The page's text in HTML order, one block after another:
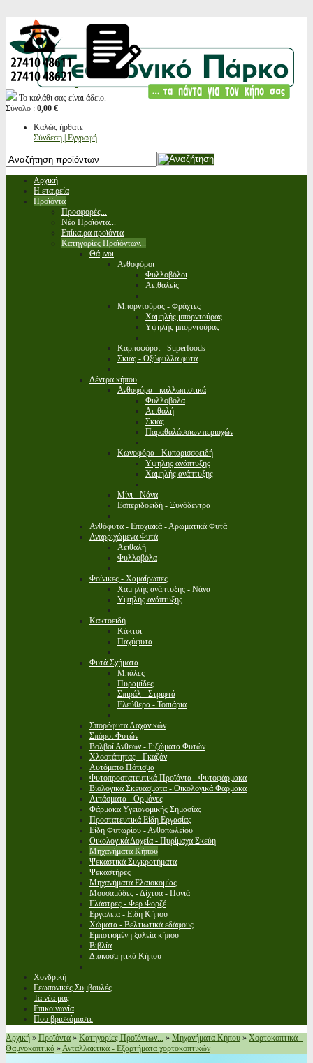
Το καλάθι σας είναι άδειο.
Σύνολο : 0,00 €
Καλώς ήρθατε
Σύνδεση | Εγγραφή
Αρχική
Η εταιρεία
Προϊόντα
Προσφορές...
Νέα Προϊόντα...
Επίκαιρα προϊόντα
Κατηγορίες Προϊόντων...
Θάμνοι
Ανθοφόροι
Φυλλοβόλοι
Αειθαλείς
Μπορντούρας - Φράχτες
Χαμηλής μπορντούρας
Υψηλής μπορντούρας
Καρποφόροι - Superfoods
Σκιάς - Οξύφυλλα φυτά
Δέντρα κήπου
Ανθοφόρα - καλλωπιστικά
Φυλλοβόλα
Αειθαλή
Σκιάς
Παραθαλάσσιων περιοχών
Κωνοφόρα - Κυπαρισσοειδή
Υψηλής ανάπτυξης
Χαμηλής ανάπτυξης
Μίνι - Νάνα
Εσπεριδοειδή - Ξυνόδεντρα
Ανθόφυτα - Εποχιακά - Αρωματικά Φυτά
Αναρριχώμενα Φυτά
Αειθαλή
Φυλλοβόλα
Φοίνικες - Χαμαίρωπες
Χαμηλής ανάπτυξης - Νάνα
Υψηλής ανάπτυξης
Κακτοειδή
Κάκτοι
Παχύφυτα
Φυτά Σχήματα
Μπάλες
Πυραμίδες
Σπιράλ - Στριφτά
Ελεύθερα - Τοπιάρια
Σπορόφυτα Λαχανικών
Σπόροι Φυτών
Βολβοί Ανθεων - Ριζώματα Φυτών
Χλοοτάπητας - Γκαζόν
Αυτόματο Πότισμα
Φυτοπροστατευτικά Προϊόντα - Φυτοφάρμακα
Βιολογικά Σκευάσματα - Οικολογικά Φάρμακα
Λιπάσματα - Ορμόνες
Φάρμακα Υγειονομικής Σημασίας
Προστατευτικά Είδη Εργασίας
Είδη Φυτωρίου - Ανθοπωλείου
Οικολογικά Δοχεία - Πυρίμαχα Σκεύη
Μηχανήματα Κήπου
Ψεκαστικά Συγκροτήματα
Ψεκαστήρες
Μηχανήματα Ελαιοκομίας
Μουσαμάδες - Δίχτυα - Πανιά
Γλάστρες - Φερ Φορζέ
Εργαλεία - Είδη Κήπου
Χώματα - Βελτιωτικά εδάφους
Εμποτισμένη ξυλεία κήπου
Βιβλία
Διακοσμητικά Κήπου
Χονδρική
Γεωπονικές Συμβουλές
Τα νέα μας
Επικοινωνία
Που βρισκόμαστε
Αρχική » Προϊόντα » Κατηγορίες Προϊόντων... » Μηχανήματα Κήπου » Χορτοκοπτικά -
Θαμνοκοπτικά »Ανταλλακτικά - Εξαρτήματα χορτοκοπτικών